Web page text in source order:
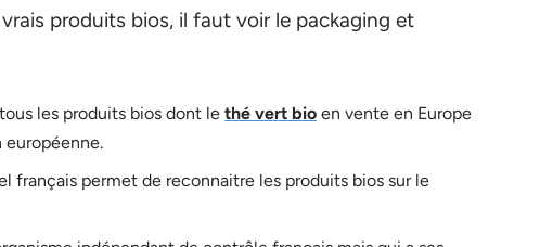
produits bios, il faut voir le packaging et
les produits bios dont le thé vert bio en vente en Europe
européenne.
français permet de reconnaitre les produits bios sur le